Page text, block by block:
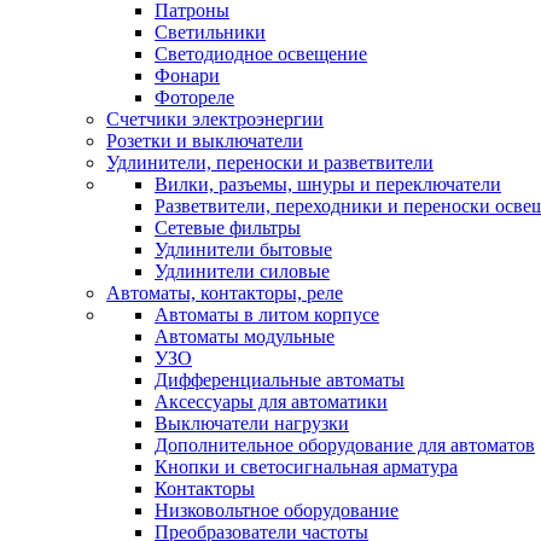
Патроны
Светильники
Светодиодное освещение
Фонари
Фотореле
Счетчики электроэнергии
Розетки и выключатели
Удлинители, переноски и разветвители
Вилки, разъемы, шнуры и переключатели
Разветвители, переходники и переноски
Сетевые фильтры
Удлинители бытовые
Удлинители силовые
Автоматы, контакторы, реле
Автоматы в литом корпусе
Автоматы модульные
УЗО
Дифференциальные автоматы
Аксессуары для автоматики
Выключатели нагрузки
Дополнительное оборудование для автоматов
Кнопки и светосигнальная арматура
Контакторы
Низковольтное оборудование
Преобразователи частоты